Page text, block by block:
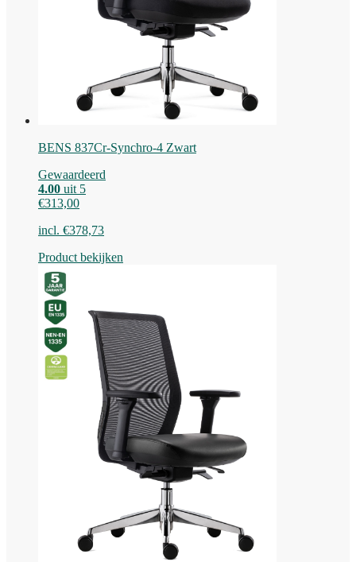
BENS 837Cr-Synchro-4 Zwart
Gewaardeerd
4.00 uit 5
€313,00
incl. €378,73
Product bekijken